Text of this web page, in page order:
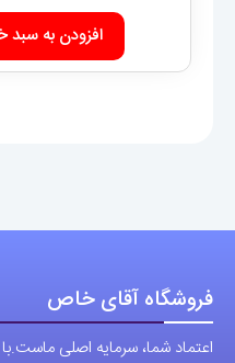
افزودن به سبد
فروشگاه آقای خاص
اعتماد شما، سرمایه اصلی